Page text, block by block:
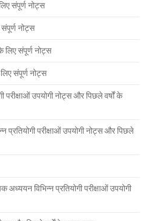
संपूर्ण नोट्स
नोट्स
लिए संपूर्ण नोट्स
संपूर्ण नोट्स
परीक्षाओं उपयोगी नोट्स और पिछले वर्षों के
परीक्षाओं उपयोगी नोट्स और पिछले
विभिन्न प्रतियोगी परीक्षाओं उपयोगी